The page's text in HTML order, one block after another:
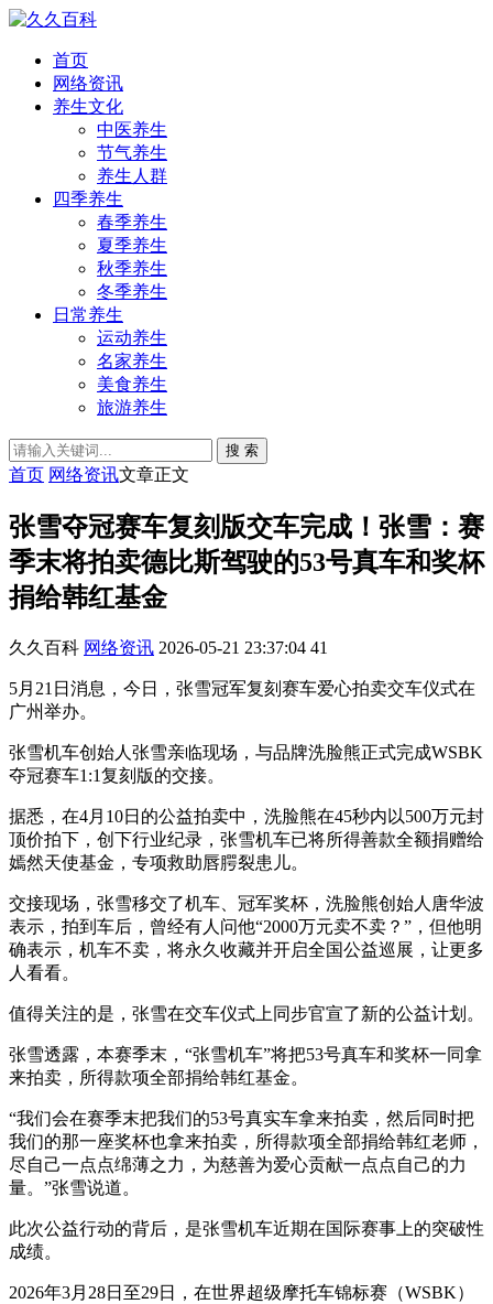
首页
网络资讯
养生文化
中医养生
节气养生
养生人群
四季养生
春季养生
夏季养生
秋季养生
冬季养生
日常养生
运动养生
名家养生
美食养生
旅游养生
搜 索
首页 网络资讯文章正文
张雪夺冠赛车复刻版交车完成！张雪：赛
季末将拍卖德比斯驾驶的53号真车和奖杯
捐给韩红基金
久久百科 网络资讯 2026-05-21 23:37:04 41
5月21日消息，今日，张雪冠军复刻赛车爱心拍卖交车仪式在
广州举办。
张雪机车创始人张雪亲临现场，与品牌洗脸熊正式完成WSBK
夺冠赛车1:1复刻版的交接。
据悉，在4月10日的公益拍卖中，洗脸熊在45秒内以500万元封
顶价拍下，创下行业纪录，张雪机车已将所得善款全额捐赠给
嫣然天使基金，专项救助唇腭裂患儿。
交接现场，张雪移交了机车、冠军奖杯，洗脸熊创始人唐华波
表示，拍到车后，曾经有人问他“2000万元卖不卖？”，但他明
确表示，机车不卖，将永久收藏并开启全国公益巡展，让更多
人看看。
值得关注的是，张雪在交车仪式上同步官宣了新的公益计划。
张雪透露，本赛季末，“张雪机车”将把53号真车和奖杯一同拿
来拍卖，所得款项全部捐给韩红基金。
“我们会在赛季末把我们的53号真实车拿来拍卖，然后同时把
我们的那一座奖杯也拿来拍卖，所得款项全部捐给韩红老师，
尽自己一点点绵薄之力，为慈善为爱心贡献一点点自己的力
量。”张雪说道。
此次公益行动的背后，是张雪机车近期在国际赛事上的突破性
成绩。
2026年3月28日至29日，在世界超级摩托车锦标赛（WSBK）